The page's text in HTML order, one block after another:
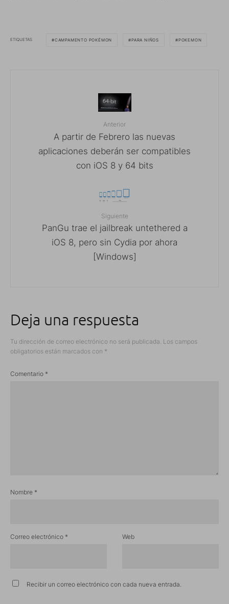
ETIQUETAS CAMPAMENTO POKÉMON PARA NIÑOS POKEMON
Anterior
A partir de Febrero las nuevas
aplicaciones deberán ser compatibles
con iOS 8 y 64 bits
Siguiente
PanGu trae el jailbreak untethered a
iOS 8, pero sin Cydia por ahora
[Windows]
Deja una respuesta
Tu dirección de correo electrónico no será publicada. Los campos
obligatorios están marcados con *
Comentario *
Nombre *
Correo electrónico * Web
Recibir un correo electrónico con cada nueva entrada.